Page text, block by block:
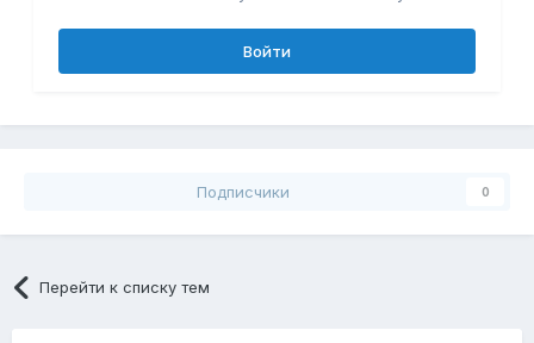
Войти
Подписчики 0
Перейти к списку тем